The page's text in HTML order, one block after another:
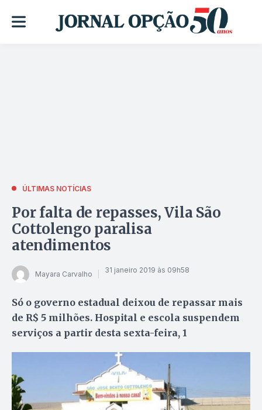
ÚLTIMAS NOTÍCIAS
Por falta de repasses, Vila São
Cottolengo paralisa
atendimentos
Mayara Carvalho 31 janeiro 2019 às 09h58
Só o governo estadual deixou de repassar mais
de R$ 5 milhões. Hospital e escola suspendem
serviços a partir desta sexta-feira, 1